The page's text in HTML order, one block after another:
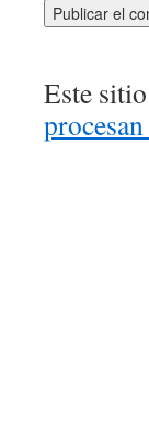
Este